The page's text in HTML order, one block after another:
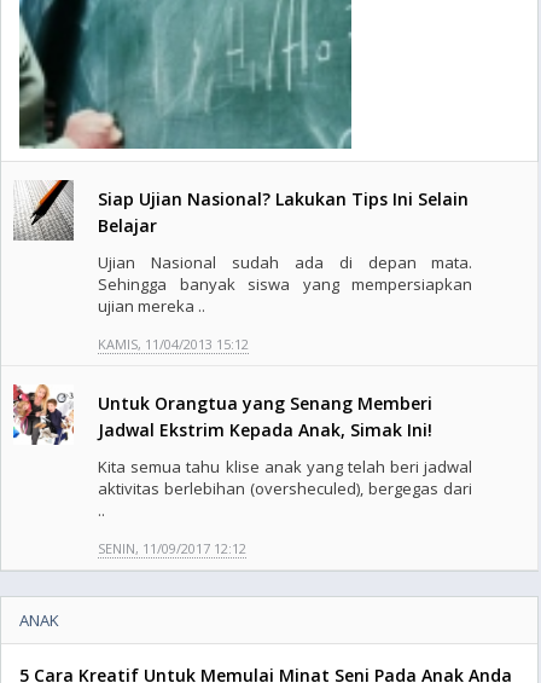
Siap Ujian Nasional? Lakukan Tips Ini Selain
Belajar
Ujian Nasional sudah ada di depan mata.
Sehingga banyak siswa yang mempersiapkan
ujian mereka ..
KAMIS, 11/04/2013 15:12
Untuk Orangtua yang Senang Memberi
Jadwal Ekstrim Kepada Anak, Simak Ini!
Kita semua tahu klise anak yang telah beri jadwal
aktivitas berlebihan (oversheculed), bergegas dari
..
SENIN, 11/09/2017 12:12
ANAK
5 Cara Kreatif Untuk Memulai Minat Seni Pada Anak Anda